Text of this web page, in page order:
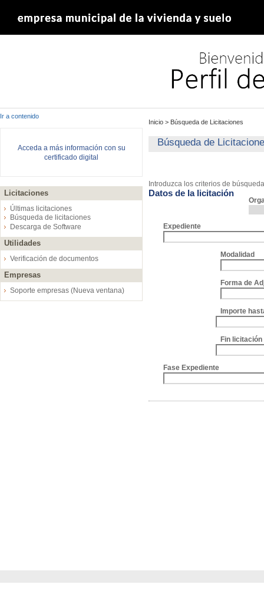
Ir a contenido
Acceda a más información con su
certificado digital
Licitaciones
Últimas licitaciones
Búsqueda de licitaciones
Descarga de Software
Utilidades
Verificación de documentos
Empresas
Soporte empresas (Nueva ventana)
Inicio > Búsqueda de Licitaciones
Búsqueda de
Introduzca los criterios de
Datos de la licitación
Expediente
Modalidad
Forma de
Importe
Fin
Fase Expediente